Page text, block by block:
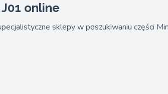
online
sklepy w poszukiwaniu części